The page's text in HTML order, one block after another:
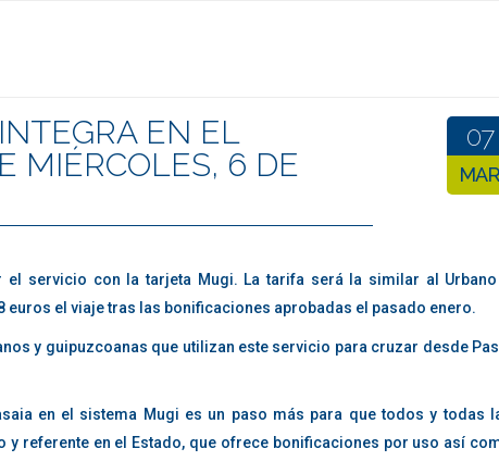
EN EL
MIÉRCOLES, 6 DE
07
MAR
servicio con la tarjeta Mugi. La tarifa será la similar al
euros el viaje tras las bonificaciones aprobadas el pasado enero.
y guipuzcoanas que utilizan este servicio para cruzar desde
en el sistema Mugi es un paso más para que todos y todas
referente en el Estado, que ofrece bonificaciones por uso así